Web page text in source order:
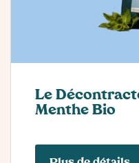
Le
Menthe Bio